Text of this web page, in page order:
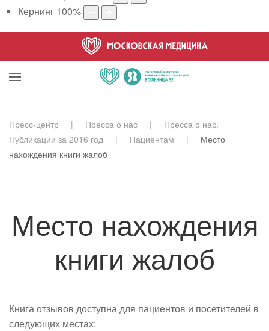
Кернинг 100%
Пресс-центр Пресса о нас
Пресса о нас.
Публикации за 2016 год
Пациентам
Место
нахождения книги жалоб
Место нахождения
книги жалоб
Книга отзывов доступна для пациентов и посетителей в
следующих местах: